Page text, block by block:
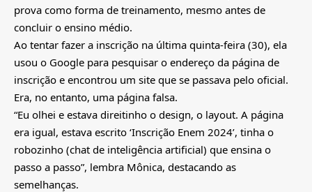
prova como forma de treinamento, mesmo antes de
concluir o ensino médio.
Ao tentar fazer a inscrição na última quinta-feira (30), ela
usou o Google para pesquisar o endereço da página de
inscrição e encontrou um site que se passava pelo oficial.
Era, no entanto, uma página falsa.
“Eu olhei e estava direitinho o design, o layout. A página
era igual, estava escrito ‘Inscrição Enem 2024’, tinha o
robozinho (chat de inteligência artificial) que ensina o
passo a passo”, lembra Mônica, destacando as
semelhanças.